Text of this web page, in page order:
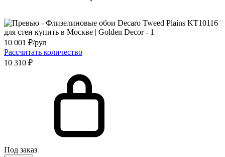
10 001 ₽/рул
Рассчитать количество
10 310 ₽
Под заказ